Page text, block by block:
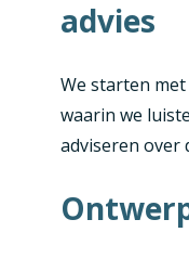
advies
We starten
waarin we
adviseren over